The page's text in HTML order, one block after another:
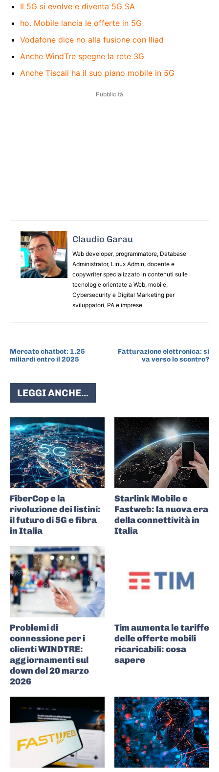
Il 5G si evolve e diventa 5G SA
ho. Mobile lancia le offerte in 5G
Vodafone dice no alla fusione con Iliad
Anche WindTre spegne la rete 3G
Anche Tiscali ha il suo piano mobile in 5G
Pubblicità
Claudio Garau
Web developer, programmatore, Database
Administrator, Linux Admin, docente e
copywriter specializzato in contenuti sulle
tecnologie orientate a Web, mobile,
Cybersecurity e Digital Marketing per
sviluppatori, PA e imprese.
Mercato chatbot: 1.25
miliardi entro il 2025
Fatturazione elettronica: si
va verso lo scontro?
LEGGI ANCHE...
FiberCop e la
rivoluzione dei listini:
il futuro di 5G e fibra
in Italia
Starlink Mobile e
Fastweb: la nuova era
della connettività in
Italia
Problemi di
connessione per i
clienti WINDTRE:
aggiornamenti sul
down del 20 marzo
2026
Tim aumenta le tariffe
delle offerte mobili
ricaricabili: cosa
sapere